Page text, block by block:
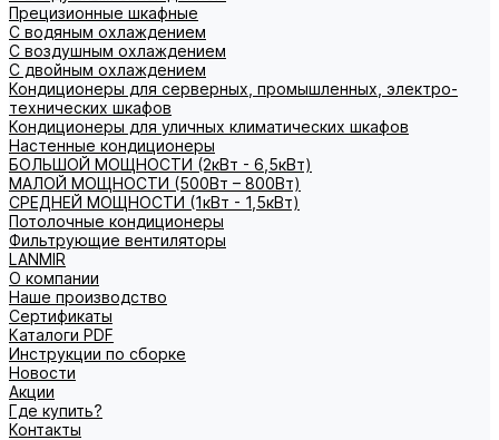
Прецизионные шкафные
С водяным охлаждением
С воздушным охлаждением
С двойным охлаждением
Кондиционеры для серверных, промышленных, электро-
технических шкафов
Кондиционеры для уличных климатических шкафов
Настенные кондиционеры
БОЛЬШОЙ МОЩНОСТИ (2кВт - 6,5кВт)
МАЛОЙ МОЩНОСТИ (500Вт – 800Вт)
СРЕДНЕЙ МОЩНОСТИ (1кВт - 1,5кВт)
Потолочные кондиционеры
Фильтрующие вентиляторы
LANMIR
О компании
Наше производство
Сертификаты
Каталоги PDF
Инструкции по сборке
Новости
Акции
Где купить?
Контакты